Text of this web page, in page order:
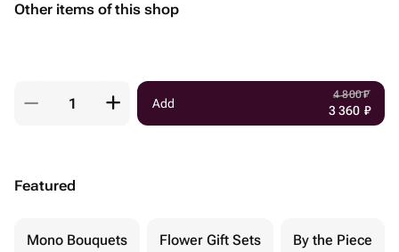
Other items of this shop
Add
4 800₽
3 360 ₽
Featured
Mono Bouquets Flower Gift Sets By the Piece